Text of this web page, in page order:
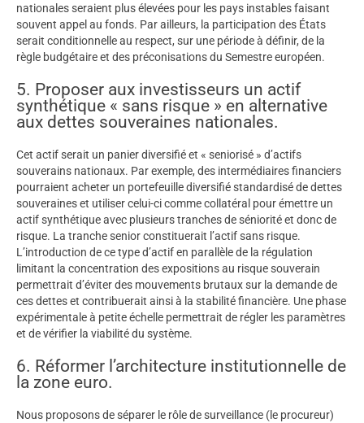
nationales seraient plus élevées pour les pays instables faisant
souvent appel au fonds. Par ailleurs, la participation des États
serait conditionnelle au respect, sur une période à définir, de la
règle budgétaire et des préconisations du Semestre européen.
5. Proposer aux investisseurs un actif
synthétique « sans risque » en alternative
aux dettes souveraines nationales.
Cet actif serait un panier diversifié et « seniorisé » d’actifs
souverains nationaux. Par exemple, des intermédiaires financiers
pourraient acheter un portefeuille diversifié standardisé de dettes
souveraines et utiliser celui-ci comme collatéral pour émettre un
actif synthétique avec plusieurs tranches de séniorité et donc de
risque. La tranche senior constituerait l’actif sans risque.
L’introduction de ce type d’actif en parallèle de la régulation
limitant la concentration des expositions au risque souverain
permettrait d’éviter des mouvements brutaux sur la demande de
ces dettes et contribuerait ainsi à la stabilité financière. Une phase
expérimentale à petite échelle permettrait de régler les paramètres
et de vérifier la viabilité du système.
6. Réformer l’architecture institutionnelle de
la zone euro.
Nous proposons de séparer le rôle de surveillance (le procureur)